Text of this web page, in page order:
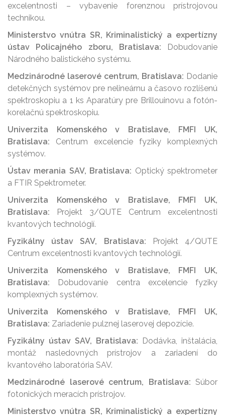
excelentnosti – vybavenie forenznou prístrojovou
technikou.
Ministerstvo vnútra SR, Kriminalistický a expertízny
ústav Policajného zboru, Bratislava:
Dobudovanie
Národného balistického systému.
Medzinárodné laserové centrum, Bratislava: Dodanie
detekčných systémov pre nelineárnu a časovo rozlíšenú
spektroskopiu a 1 ks Aparatúry pre Brillouinovu a fotón-
korelačnú spektroskopiu.
Univerzita Komenského v Bratislave, FMFI UK,
Bratislava: Centrum excelencie fyziky komplexných
systémov.
Ústav merania SAV, Bratislava: Optický spektrometer
a FTIR Spektrometer.
Univerzita Komenského v Bratislave, FMFI UK,
Bratislava:
Projekt 3/QUTE Centrum excelentnosti
kvantových technológií.
Fyzikálny ústav SAV, Bratislava:
Projekt 4/QUTE
Centrum excelentnosti kvantových technológií.
Univerzita Komenského v Bratislave, FMFI UK,
Bratislava: Dobudovanie centra excelencie fyziky
komplexných systémov.
Univerzita Komenského v Bratislave, FMFI UK,
Bratislava: Zariadenie pulznej laserovej depozície.
Fyzikálny ústav SAV, Bratislava: Dodávka, inštalácia,
montáž nasledovných prístrojov a zariadení do
kvantového laboratória SAV.
Medzinárodné laserové centrum, Bratislava: Súbor
fotonických meracích prístrojov.
Ministerstvo vnútra SR, Kriminalistický a expertízny